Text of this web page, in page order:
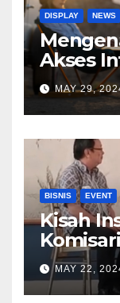
DISPLAY NEWS
Akses
Tinggi
MAY 29,
BISNIS EVENT
Kisah
MAY 22,